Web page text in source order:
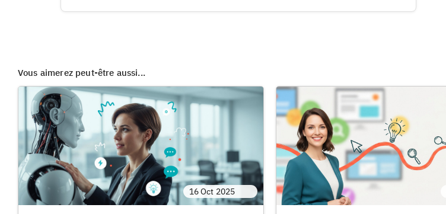
Vous aimerez peut-être aussi...
16 Oct 2025